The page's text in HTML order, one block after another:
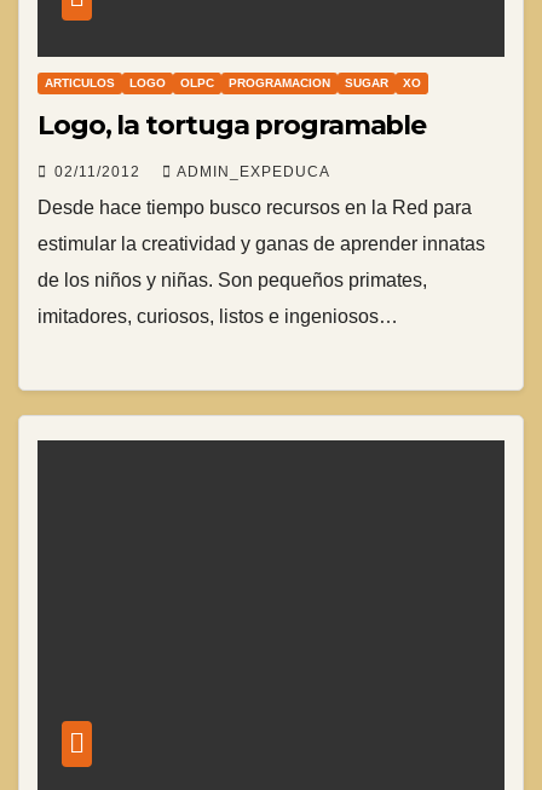
ARTICULOS LOGO OLPC PROGRAMACION SUGAR XO
Logo, la tortuga programable
02/11/2012 ADMIN_EXPEDUCA
Desde hace tiempo busco recursos en la Red para
estimular la creatividad y ganas de aprender innatas
de los niños y niñas. Son pequeños primates,
imitadores, curiosos, listos e ingeniosos…